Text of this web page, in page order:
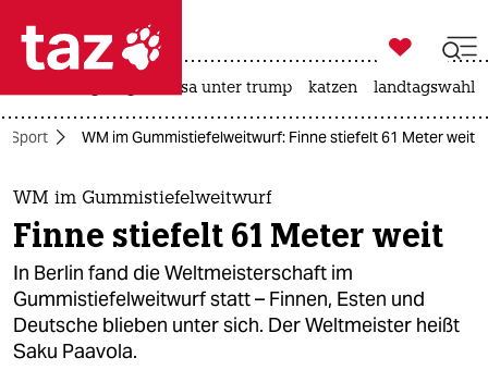
 taz zahl ich
taz zahl ich
themen
politik
öko
gesellschaft

taz zahl ich
usa unter trump katzen landtagswahl
Sport WM im Gummistiefelweitwurf: Finne stiefelt 61 Meter weit
WM im Gummistiefelweitwurf
Finne stiefelt 61 Meter weit
In Berlin fand die Weltmeisterschaft im
Gummistiefelweitwurf statt – Finnen, Esten und
Deutsche blieben unter sich. Der Weltmeister heißt
Saku Paavola.